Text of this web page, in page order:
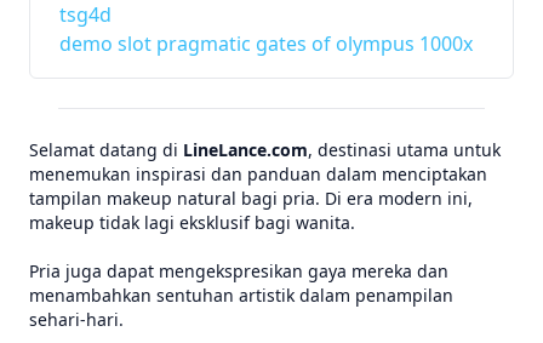
tsg4d
demo slot pragmatic gates of olympus 1000x
Selamat datang di LineLance.com, destinasi utama untuk
menemukan inspirasi dan panduan dalam menciptakan
tampilan makeup natural bagi pria. Di era modern ini,
makeup tidak lagi eksklusif bagi wanita.
Pria juga dapat mengekspresikan gaya mereka dan
menambahkan sentuhan artistik dalam penampilan
sehari-hari.